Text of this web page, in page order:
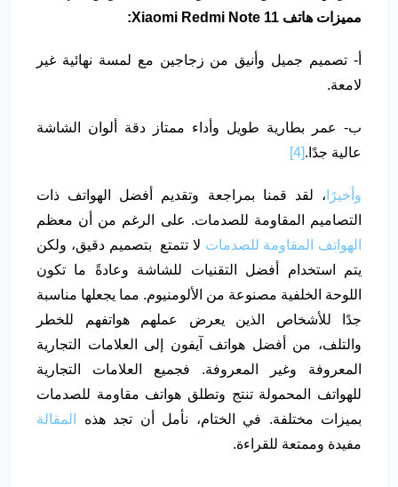
مميزات هاتف Xiaomi Redmi Note 11
:
أ- تصميم جميل وأنيق من زجاجين مع لمسة نهائية غير
لامعة.
ب- عمر بطارية طويل وأداء ممتاز دقة ألوان الشاشة
عالية جدًا.[4]
وأخيرًا ، لقد قمنا بمراجعة وتقديم أفضل الهواتف ذات
التصاميم المقاومة للصدمات. على الرغم من أن معظم
الهواتف المقاومة للصدمات لا تتمتع بتصميم دقيق، ولكن
يتم استخدام أفضل التقنيات للشاشة وعادةً ما تكون
اللوحة الخلفية مصنوعة من الألومنيوم. مما يجعلها مناسبة
جدًا للأشخاص الذين يعرض عملهم هواتفهم للخطر
والتلف، من أفضل هواتف آيفون إلى العلامات التجارية
المعروفة وغير المعروفة. فجميع العلامات التجارية
للهواتف المحمولة تنتج وتطلق هواتف مقاومة للصدمات
بميزات مختلفة. في الختام، نأمل أن تجد هذه
المقالة
مفيدة وممتعة للقراءة.